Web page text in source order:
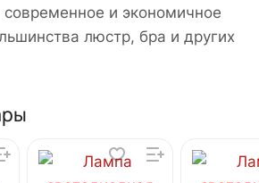
и экономичное
люстр, бра и других